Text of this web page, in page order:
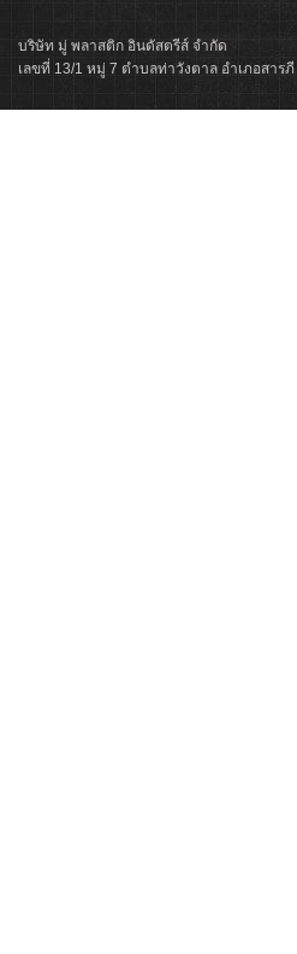
บริษัท มู่ พลาสติก อินดัสตรีส์ จำกัด
เลขที่ 13/1 หมู่ 7 ตำบลท่าวังตาล อำเภอสาร